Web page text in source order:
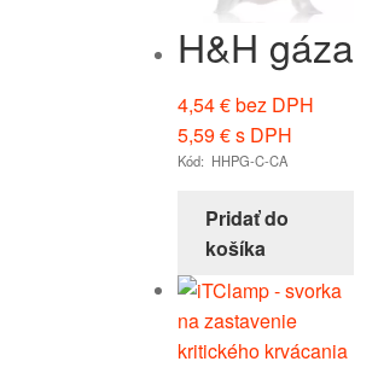
H&H gáza
4,54€bez DPH
5,59€s DPH
Kód: HHPG-C-CA
Pridať do
košíka